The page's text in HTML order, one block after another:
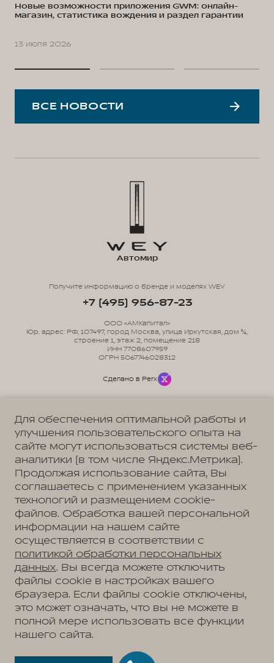
Новые возможности приложения GWM: онлайн-
магазин, статистика вождения и раздел гарантии
13 июля 2026
ВСЕ НОВОСТИ
Политика обработки персональных данных
Согласие на коммуникацию
Согласие на предоставление персональных данных третьим лицам
Согласие на обработку ПД
Автомир
Получите информацию о бренде и моделях WEY
+7 (495) 956-87-23
ООО «АМКапитал»
Юр. адрес: РФ, 107497, город Москва, улица Иркутская, дом 5/6,
строение 1, этаж 2, помещение 218
ИНН 7708607959
ОГРН 5067746028312
Сделано в Perx
Адрес
Москва, Балашиха, микрорайон 1 Мая, д.14
+7 (495) 956-87-23
АВТОМОБИЛИ В НАЛИЧИИ
МОДЕЛЬНЫЙ РЯД
WEY 05
WEY 80 Премиум
ВЛАДЕЛЬЦАМ
Для обеспечения оптимальной работы и
улучшения пользовательского опыта на
сайте могут использоваться системы веб-
аналитики (в том числе Яндекс.Метрика).
Продолжая использование сайта, Вы
соглашаетесь с применением указанных
технологий и размещением cookie-
файлов. Обработка вашей персональной
информации на нашем сайте
осуществляется в соответствии с
политикой обработки персональных
данных. Вы всегда можете отключить
файлы cookie в настройках вашего
браузера. Если файлы cookie отключены,
это может означать, что вы не можете в
полной мере использовать все функции
нашего сайта.